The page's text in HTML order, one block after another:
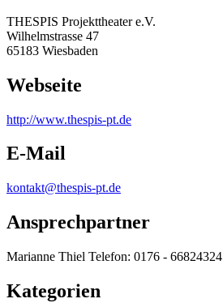
THESPIS Projekttheater e.V.
Wilhelmstrasse 47
65183 Wiesbaden
Webseite
http://www.thespis-pt.de
E-Mail
kontakt@thespis-pt.de
Ansprechpartner
Marianne Thiel Telefon: 0176 - 66824324
Kategorien